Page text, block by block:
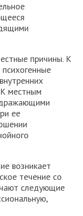
причины. К
местным
ее
возникает
течение со
следующие